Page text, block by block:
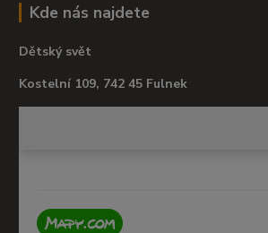
Kde nás najdete
Dětský svět
Kostelní 109, 742 45 Fulnek